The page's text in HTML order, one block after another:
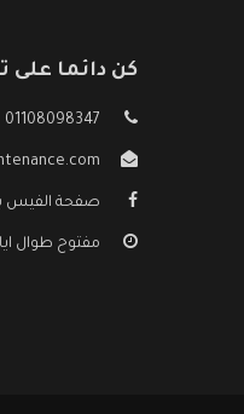
كن دائما على
01108098347
صفحة الفيس
مفتوح طوال